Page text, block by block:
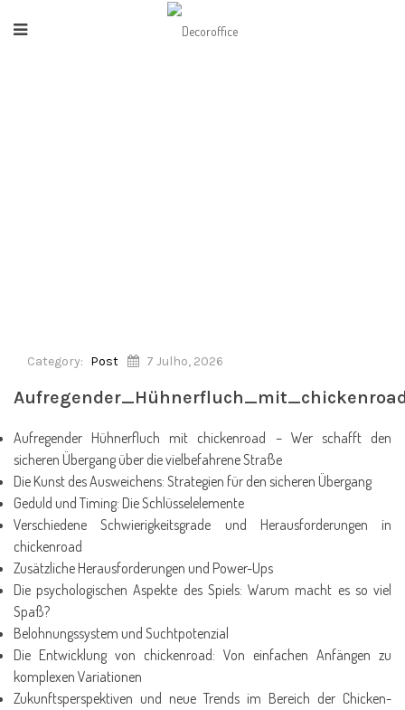
Category: Post 7 Julho, 2026
Aufregender Hühnerfluch mit chickenroad – Wer schafft den
sicheren Übergang über die vielbefahrene Straße
Die Kunst des Ausweichens: Strategien für den sicheren Übergang
Geduld und Timing: Die Schlüsselelemente
Verschiedene Schwierigkeitsgrade und Herausforderungen in
chickenroad
Zusätzliche Herausforderungen und Power-Ups
Die psychologischen Aspekte des Spiels: Warum macht es so viel
Spaß?
Belohnungssystem und Suchtpotenzial
Die Entwicklung von chickenroad: Von einfachen Anfängen zu
komplexen Variationen
Zukunftsperspektiven und neue Trends im Bereich der Chicken-